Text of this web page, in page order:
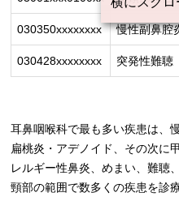
030350xxxxxxxx 慢性副鼻腔
030428xxxxxxxx 突発性難聴
耳鼻咽喉科で最も多い疾患は、
扁桃炎・アデノイド、その次に
レルギー性鼻炎、めまい、難聴
頸部の範囲で数多くの疾患を診